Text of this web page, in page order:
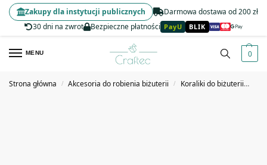
Darmowa dostawa od 200 zł
30 dni na zwrot
Bezpieczne płatności PayU BLIK
Zakupy dla instytucji publicznych
MENU 0
Strona główna / Akcesoria do robienia biżuterii / Koraliki do biżuterii